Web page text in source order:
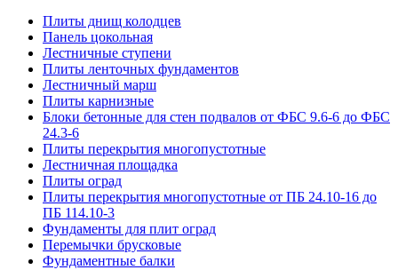
Плиты днищ колодцев
Панель цокольная
Лестничные ступени
Плиты ленточных фундаментов
Лестничный марш
Плиты карнизные
Блоки бетонные для стен подвалов от ФБС 9.6-6 до ФБС
24.3-6
Плиты перекрытия многопустотные
Лестничная площадка
Плиты оград
Плиты перекрытия многопустотные от ПБ 24.10-16 до
ПБ 114.10-3
Фундаменты для плит оград
Перемычки брусковые
Фундаментные балки